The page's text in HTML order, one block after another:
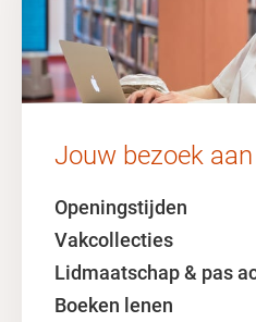
Jouw bezoek
Openingstijden
Vakcollecties
Lidmaatschap & pas
Boeken lenen